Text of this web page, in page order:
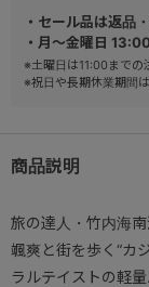
・セール品は返品
・月～金曜日
※土曜日は11:00までの
※祝日や長期休業期間
商品説明
旅の達人・竹内海
颯爽と街を歩く“カ
ラルテイストの軽量